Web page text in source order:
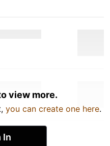
view more.
you can create one here.
In